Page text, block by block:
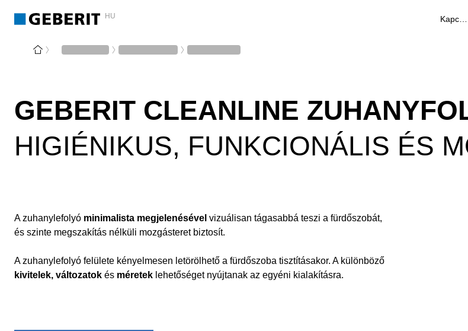
HU
GEBERIT CLEANLINE
HIGIÉNIKUS, FUNKCIONÁLIS ÉS
A zuhanylefolyó minimalista megjelenésével vizuálisan tágasabbá teszi a fürdőszobát,
és szinte megszakítás nélküli mozgásteret biztosít.
A zuhanylefolyó felülete kényelmesen letörölhető a fürdőszoba tisztításakor. A különböző
kivitelek, változatok és méretek lehetőséget nyújtanak az egyéni kialakításra.